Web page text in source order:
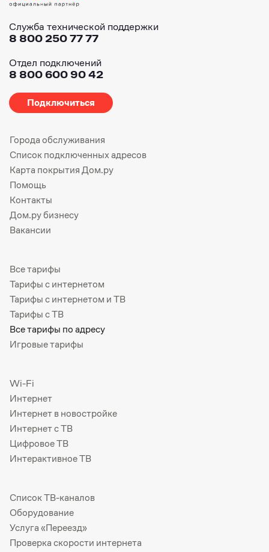
Служба технической поддержки
8 800 250 77 77
Отдел подключений
8 800 600 90 42
Подключиться
Города обслуживания
Список подключенных адресов
Карта покрытия Дом.ру
Помощь
Контакты
Дом.ру бизнесу
Вакансии
Все тарифы
Тарифы с интернетом
Тарифы с интернетом и ТВ
Тарифы с ТВ
Все тарифы по адресу
Игровые тарифы
Wi-Fi
Интернет
Интернет в новостройке
Интернет с ТВ
Цифровое ТВ
Интерактивное ТВ
Список ТВ-каналов
Оборудование
Услуга «Переезд»
Проверка скорости интернета